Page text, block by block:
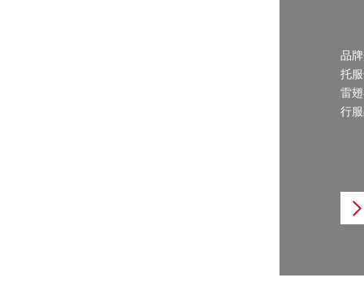
品
托
雷
行